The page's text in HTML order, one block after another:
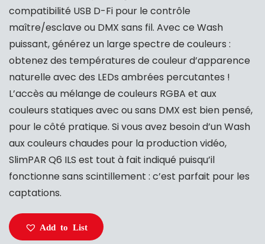
compatibilité USB D-Fi pour le contrôle
maître/esclave ou DMX sans fil. Avec ce Wash
puissant, générez un large spectre de couleurs :
obtenez des températures de couleur d’apparence
naturelle avec des LEDs ambrées percutantes !
L’accès au mélange de couleurs RGBA et aux
couleurs statiques avec ou sans DMX est bien pensé,
pour le côté pratique. Si vous avez besoin d’un Wash
aux couleurs chaudes pour la production vidéo,
SlimPAR Q6 ILS est tout à fait indiqué puisqu’il
fonctionne sans scintillement : c’est parfait pour les
captations.
Add to List